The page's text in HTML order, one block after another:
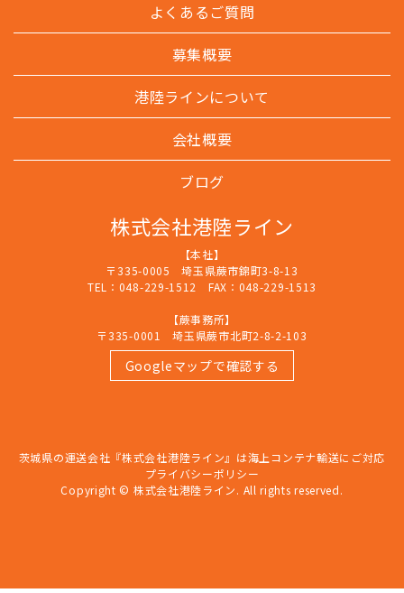
よくあるご質問
募集概要
港陸ラインについて
会社概要
ブログ
株式会社港陸ライン
【本社】
〒335-0005 埼玉県蕨市錦町3-8-13
TEL：048-229-1512 FAX：048-229-1513
【蕨事務所】
〒335-0001 埼玉県蕨市北町2-8-2-103
Googleマップで確認する
茨城県の運送会社『株式会社港陸ライン』は海上コンテナ輸送にご対応
プライバシーポリシー
Copyright © 株式会社港陸ライン. All rights reserved.